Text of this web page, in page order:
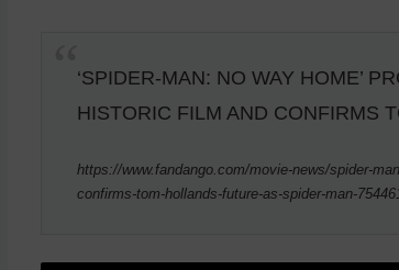
‘SPIDER-MAN: NO WAY HOME’
HISTORIC FILM AND CONFIRMS
https://www.fandango.com/movie-news/spider-
confirms-tom-hollands-future-as-spider-man-